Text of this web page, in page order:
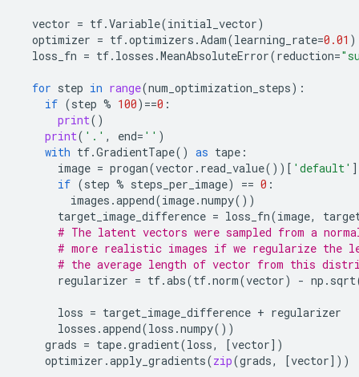
vector = tf.Variable(initial_vector)
optimizer = tf.optimizers .Adam(learning_rate=0.01 )
loss_fn = tf. losses .MeanAbsoluteError(reduction=
for step in range(num_optimization_steps):
if (step % 100) ==0 :
print()
print( '.' , end= '' )
with tf.GradientTape() as tape :
image = progan(vector . read_value())[ 'default'
if (step % steps_per_image) == 0 :
images .append(image.numpy())
target_image_difference = loss_fn(image,
# The latent vectors were sampled from a
# more realistic images if we regularize the
# the average length of vector from this
regularizer = tf.abs(tf.norm(vector) - np . sqrt
loss = target_image_difference + regularizer
losses .append(loss .numpy())
grads = tape.gradient(loss, [vector])
optimizer .apply_gradients(zip(grads, [vector]))